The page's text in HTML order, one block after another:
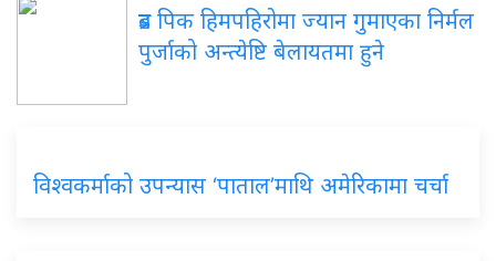
ब्रड पिक हिमपहिरोमा ज्यान गुमाएका निर्मल
पुर्जाको अन्त्येष्टि बेलायतमा हुने
विश्वकर्माको उपन्यास ‘पाताल’माथि अमेरिकामा चर्चा